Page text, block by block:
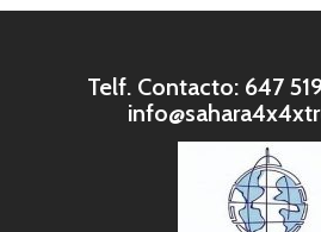
Telf. Contacto: 647